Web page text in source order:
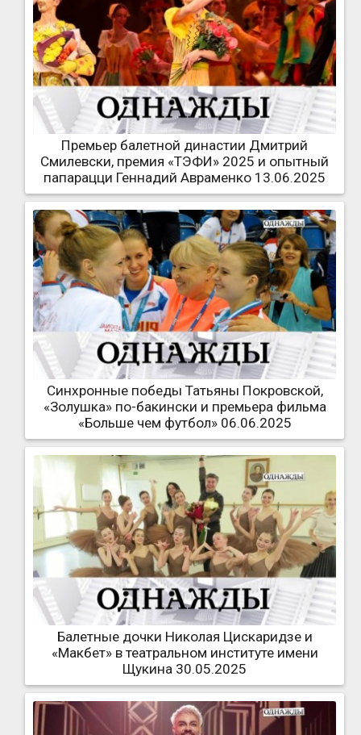
Премьер балетной династии Дмитрий
Смилевски, премия «ТЭФИ» 2025 и опытный
папарацци Геннадий Авраменко 13.06.2025
Синхронные победы Татьяны Покровской,
«Золушка» по-бакински и премьера фильма
«Больше чем футбол» 06.06.2025
Балетные дочки Николая Цискаридзе и
«Макбет» в театральном институте имени
Щукина 30.05.2025